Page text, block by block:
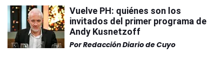
Vuelve PH: quiénes son los
invitados del primer programa de
Andy Kusnetzoff
PorRedacción Diario de Cuyo